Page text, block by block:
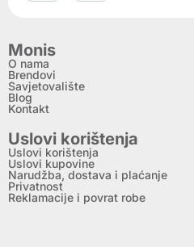
Monis
O nama
Brendovi
Savjetovalište
Blog
Kontakt
Uslovi korištenja
Uslovi korištenja
Uslovi kupovine
Narudžba, dostava i plaćanje
Privatnost
Reklamacije i povrat robe